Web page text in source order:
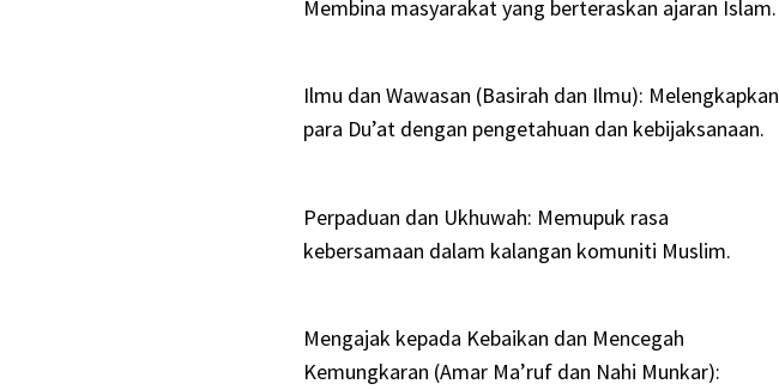
Membina masyarakat yang berteraskan ajaran Islam.
Ilmu dan Wawasan (Basirah dan Ilmu): Melengkapkan
para Du’at dengan pengetahuan dan kebijaksanaan.
Perpaduan dan Ukhuwah: Memupuk rasa
kebersamaan dalam kalangan komuniti Muslim.
Mengajak kepada Kebaikan dan Mencegah
Kemungkaran (Amar Ma’ruf dan Nahi Munkar):